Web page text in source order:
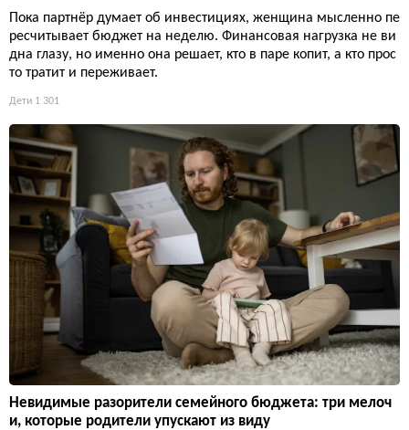
Пока партнёр думает об инвестициях, женщина мысленно пе
ресчитывает бюджет на неделю. Финансовая нагрузка не ви
дна глазу, но именно она решает, кто в паре копит, а кто прос
то тратит и переживает.
Дети 1 301
Невидимые разорители семейного бюджета: три мелоч
и, которые родители упускают из виду